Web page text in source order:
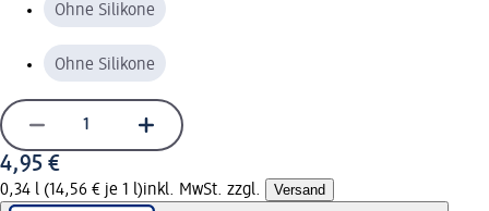
Ohne Silikone
Ohne Silikone
4,95 €
0,34 l (14,56 € je 1 l)inkl. MwSt. zzgl. Versand